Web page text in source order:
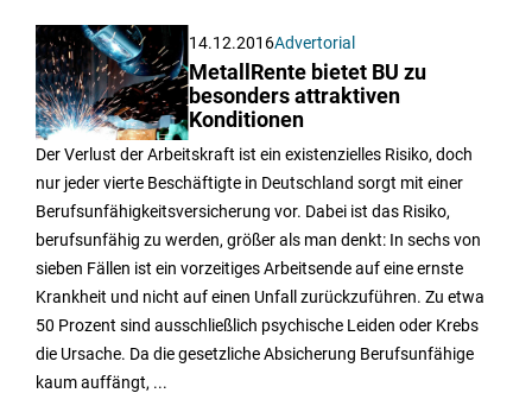
14.12.2016Advertorial
MetallRente bietet BU zu
besonders attraktiven
Konditionen
Der Verlust der Arbeitskraft ist ein existenzielles Risiko, doch
nur jeder vierte Beschäftigte in Deutschland sorgt mit einer
Berufsunfähigkeitsversicherung vor. Dabei ist das Risiko,
berufsunfähig zu werden, größer als man denkt: In sechs von
sieben Fällen ist ein vorzeitiges Arbeitsende auf eine ernste
Krankheit und nicht auf einen Unfall zurückzuführen. Zu etwa
50 Prozent sind ausschließlich psychische Leiden oder Krebs
die Ursache. Da die gesetzliche Absicherung Berufsunfähige
kaum auffängt, ...